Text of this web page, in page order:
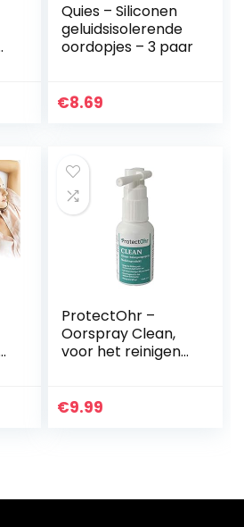
Quies – Siliconen
geluidsisolerende
oordopjes – 3 paar
€8.69
ProtectOhr –
Oorspray Clean,
voor het reinigen
vorming van
€9.99